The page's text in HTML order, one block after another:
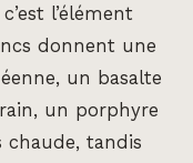
l’élément
donnent une
un basalte
un porphyre
tandis